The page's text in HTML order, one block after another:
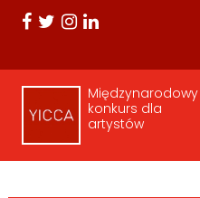
Międzynarodowy
konkurs dla
artystów